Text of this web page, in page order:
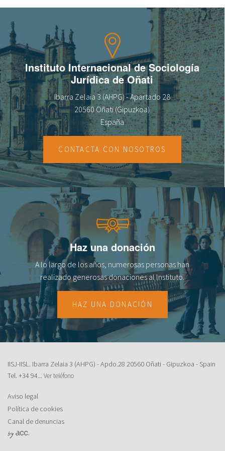
fr
Instituto Internacional de Sociología
Jurídica de Oñati
Ibarra Zelaia 3 (AHPG) - Apartado 28
20560 Oñati (Gipuzkoa)
España
CONTACTA CON NOSOTROS
Haz una donación
A lo largo de los años, numerosas personas han
realizado generosas donaciones al lnstituto.
HAZ UNA DONACIÓN
IISJ-IISL. Ibarra Zelaia 3 (AHPG) - Apdo.28 20560 Oñati - Gipuzkoa - Spain
Tel. +34 94... Ver teléfono
Aviso legal
Política de cookies
Canal de denuncias